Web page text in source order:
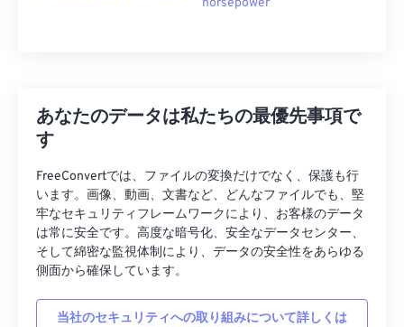
horsepower
あなたのデータは私たちの最優先事項で
す
FreeConvertでは、ファイルの変換だけでなく、保護も行
います。画像、動画、文書など、どんなファイルでも、堅
牢なセキュリティフレームワークにより、お客様のデータ
は常に安全です。高度な暗号化、安全なデータセンター、
そして綿密な監視体制により、データの安全性をあらゆる
側面から確保しています。
当社のセキュリティへの取り組みについて詳しくは